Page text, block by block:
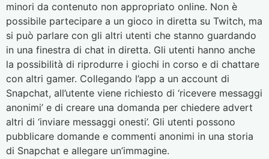
minori da contenuto non appropriato online. Non è
possibile partecipare a un gioco in diretta su Twitch, ma
si può parlare con gli altri utenti che stanno guardando
in una finestra di chat in diretta. Gli utenti hanno anche
la possibilità di riprodurre i giochi in corso e di chattare
con altri gamer. Collegando l’app a un account di
Snapchat, all’utente viene richiesto di ‘ricevere messaggi
anonimi’ e di creare una domanda per chiedere advert
altri di ‘inviare messaggi onesti’. Gli utenti possono
pubblicare domande e commenti anonimi in una storia
di Snapchat e allegare un’immagine.